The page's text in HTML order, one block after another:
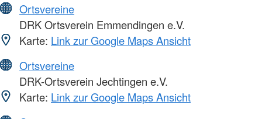
Ortsvereine
DRK Ortsverein Emmendingen e.V.
Karte: Link zur Google Maps Ansicht
Ortsvereine
DRK-Ortsverein Jechtingen e.V.
Karte: Link zur Google Maps Ansicht